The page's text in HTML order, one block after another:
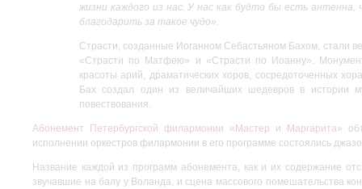
жизни каждого из нас. У нас как будто бы есть
благодарить за такое чудо».
Страсти, созданные Иоганном Себастьяном Бахом, стали
«Страсти по Матфею» и «Страсти по Иоанну».
красоты арий, драматических хоров, сосредоточенных
Бах создал один из величайших шедевров в истории
повествования.
Абонемент Петербургской филармонии «Мастер и Маргарита»
исполнении оркестров филармонии в его программе состоялись
Название каждой из программ абонемента, как и их содержание
звучавшие на балу у Воланда, и сцена массового помешательства